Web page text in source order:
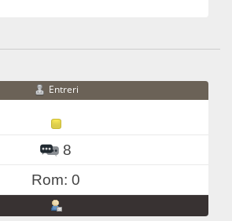
Entreri
8
Rom: 0